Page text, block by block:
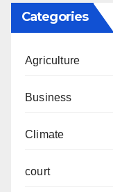
Categories
Agriculture
Business
Climate
court